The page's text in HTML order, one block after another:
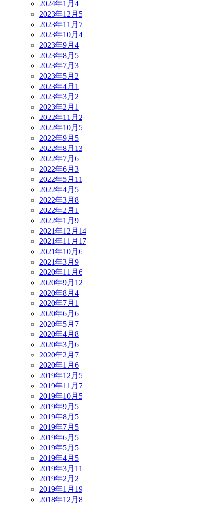
2024年1月 4
2023年12月 5
2023年11月 7
2023年10月 4
2023年9月 4
2023年8月 5
2023年7月 3
2023年5月 2
2023年4月 1
2023年3月 2
2023年2月 1
2022年11月 2
2022年10月 5
2022年9月 5
2022年8月 13
2022年7月 6
2022年6月 3
2022年5月 11
2022年4月 5
2022年3月 8
2022年2月 1
2022年1月 9
2021年12月 14
2021年11月 17
2021年10月 6
2021年3月 9
2020年11月 6
2020年9月 12
2020年8月 4
2020年7月 1
2020年6月 6
2020年5月 7
2020年4月 8
2020年3月 6
2020年2月 7
2020年1月 6
2019年12月 5
2019年11月 7
2019年10月 5
2019年9月 5
2019年8月 5
2019年7月 5
2019年6月 5
2019年5月 5
2019年4月 5
2019年3月 11
2019年2月 2
2019年1月 19
2018年12月 8